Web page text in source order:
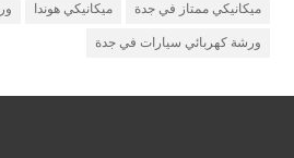
ميكانيكي ممتاز في جدة ميكانيكي هوندا
ورشة كهربائي سيارات في جدة